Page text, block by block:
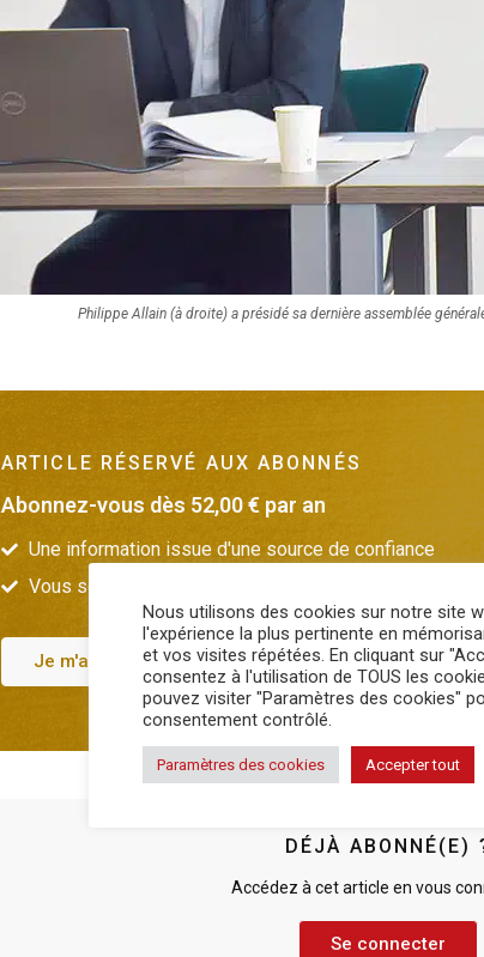
Philippe Allain (à droite) a présidé sa dernière assemblée
ARTICLE RÉSERVÉ AUX ABONNÉS
Abonnez-vous dès 52,00 € par an
Une information issue d'une source de confiance
Vous soutenez notre journal
Je m'abonne
DÉJÀ ABONNÉ(E)
Accédez à cet article en vous
Se connecter
Nous utilisons des cookies sur notre site
l'expérience la plus pertinente en
et vos visites répétées. En cliquant sur
consentez à l'utilisation de TOUS les
pouvez visiter "Paramètres des cookies"
consentement contrôlé.
Paramètres des cookies Accepter tout